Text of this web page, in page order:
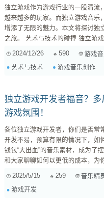
独立游戏作为游戏行业的一股清流
越来越多的玩家。而独立游戏音乐
增添了无限的魅力。本文将探讨独
之旅。 艺术与技术的碰撞 独立游戏音乐创作，不仅仅是音符的组合，更是
艺术与技术的完美结合。艺术家们
则提供了丰富的创作工具和表现手法。 音乐风格的选择 独立游戏
格多种多样，从古典到现代，从电
2024/12/26 590 游戏
艺术与技术
游戏音乐创作
独立游戏开发者福音？
游戏氛围！
各位独立游戏开发者，你们是否常
开发不易，预算有限的情况下，如
钱包“大出血”的音乐素材，成为了
和大家聊聊如何以更低的成本，为
可或缺的一部分。好的音乐可以： 增强游戏氛围： 恰当的音乐能够瞬间将
2025/5/15 259 音乐精
游戏开发